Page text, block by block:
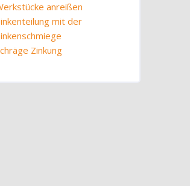
anreißen
mit der
Zinkung